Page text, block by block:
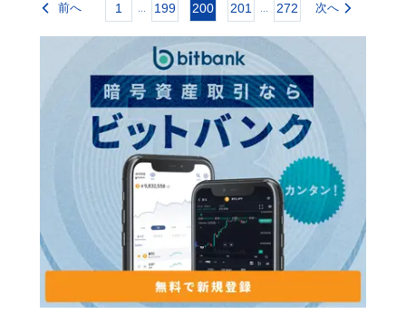
前へ 1 ... 199 200 201 ... 272 次へ